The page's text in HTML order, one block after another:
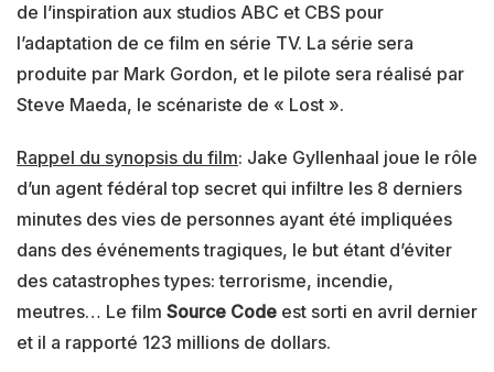
de l’inspiration aux studios ABC et CBS pour
l’adaptation de ce film en série TV. La série sera
produite par Mark Gordon, et le pilote sera réalisé par
Steve Maeda, le scénariste de « Lost ».
Rappel du synopsis du film: Jake Gyllenhaal joue le rôle
d’un agent fédéral top secret qui infiltre les 8 derniers
minutes des vies de personnes ayant été impliquées
dans des événements tragiques, le but étant d’éviter
des catastrophes types: terrorisme, incendie,
meutres… Le film Source Code est sorti en avril dernier
et il a rapporté 123 millions de dollars.